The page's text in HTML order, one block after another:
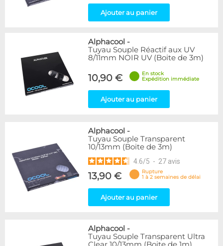
Ajouter au panier
Alphacool -
Tuyau Souple Réactif aux UV
8/11mm NOIR UV (Boite de 3m)
10,90 €
En stock
Expédition immédiate
Ajouter au panier
Alphacool -
Tuyau Souple Transparent
10/13mm (Boite de 3m)
4.6/5 - 27 avis
13,90 €
Rupture
1 à 2 semaines de délai
Ajouter au panier
Alphacool -
Tuyau Souple Transparent Ultra